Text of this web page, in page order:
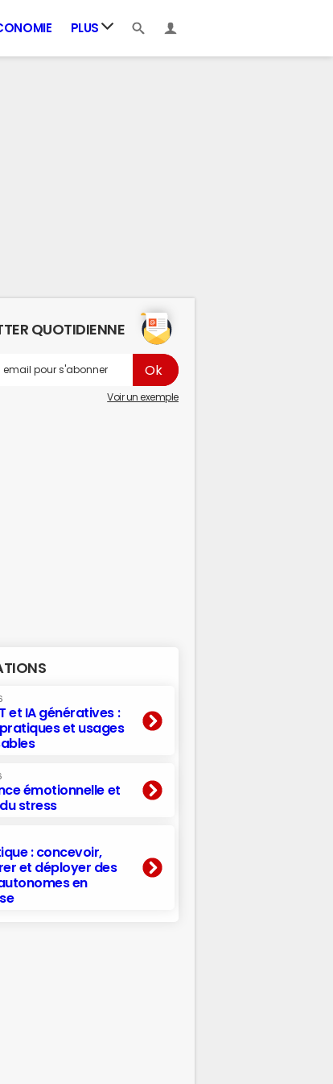
PLUS
QUOTIDIENNE
Voir un exemple
et IA génératives :
et usages
émotionnelle et
stress
: concevoir,
et déployer des
en